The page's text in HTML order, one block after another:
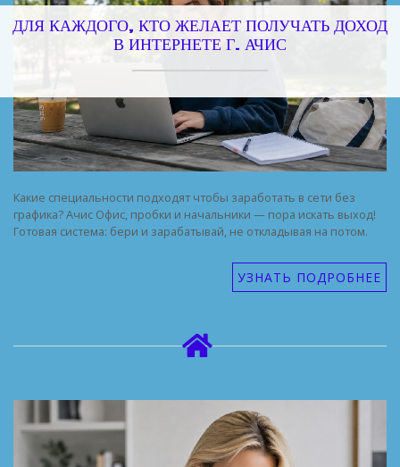
ДЛЯ КАЖДОГО, КТО ЖЕЛАЕТ ПОЛУЧАТЬ ДОХОД
В ИНТЕРНЕТЕ Г. АЧИС
Какие специальности подходят чтобы заработать в сети без
графика? Ачис Офис, пробки и начальники — пора искать выход!
Готовая система: бери и зарабатывай, не откладывая на потом.
УЗНАТЬ ПОДРОБНЕЕ